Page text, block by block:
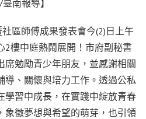
南報導】
區師傅成果發表會今(2)日上午
2樓中庭熱鬧展開！市府副秘書
席勉勵青少年朋友，並感謝相關
導、關懷與培力工作。透過公私
學習中成長，在實踐中綻放青春
象徵夢想與希望的萌芽，也引領